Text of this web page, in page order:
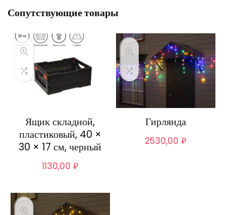
Сопутствующие товары
Ящик складной,
пластиковый, 40 ×
30 × 17 см, черный
1130,00 ₽
Гирлянда
2530,00 ₽